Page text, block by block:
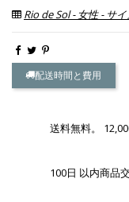
Rio de Sol - 女性 - サ
配送時間と費用
送料無料。
100日 以内商品